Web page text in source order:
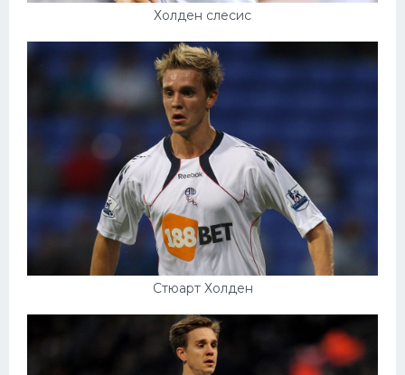
Холден слесис
Стюарт Холден